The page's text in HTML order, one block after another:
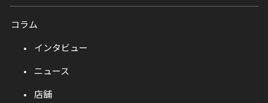
コラム
インタビュー
ニュース
店舗